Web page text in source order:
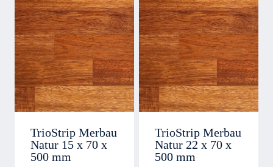
TrioStrip Merbau
Natur 15 x 70 x
500 mm
TrioStrip Merbau
Natur 22 x 70 x
500 mm